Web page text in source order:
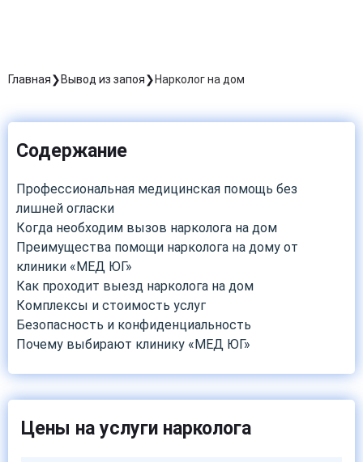
Главная Вывод из запоя Нарколог на дом
Содержание
Профессиональная медицинская помощь без
лишней огласки
Когда необходим вызов нарколога на дом
Преимущества помощи нарколога на дому от
клиники «МЕД ЮГ»
Как проходит выезд нарколога на дом
Комплексы и стоимость услуг
Безопасность и конфиденциальность
Почему выбирают клинику «МЕД ЮГ»
Цены на услуги нарколога